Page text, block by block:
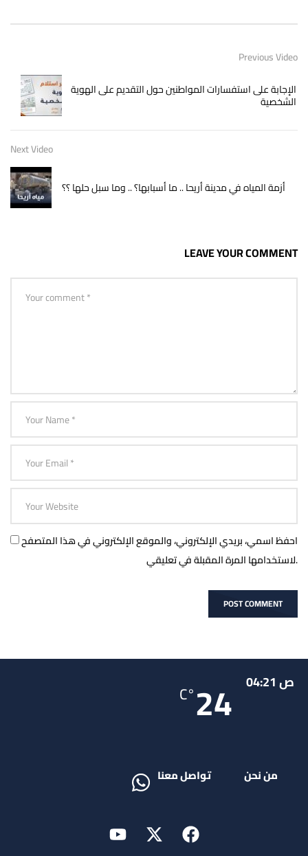
Previous Video
الإجابة على استفسارات المواطنين حول التقديم على الهوية
الشخصية
Next Video
أزمة المياه في مدينة أريحا .. ما أسبابها؟ .. وما سبل حلها ؟؟
LEAVE YOUR COMMENT
احفظ اسمي، بريدي الإلكتروني، والموقع الإلكتروني في هذا المتصفح
لاستخدامها المرة المقبلة في تعليقي.
ص 04:21 24
°C
من نحن تواصل معنا